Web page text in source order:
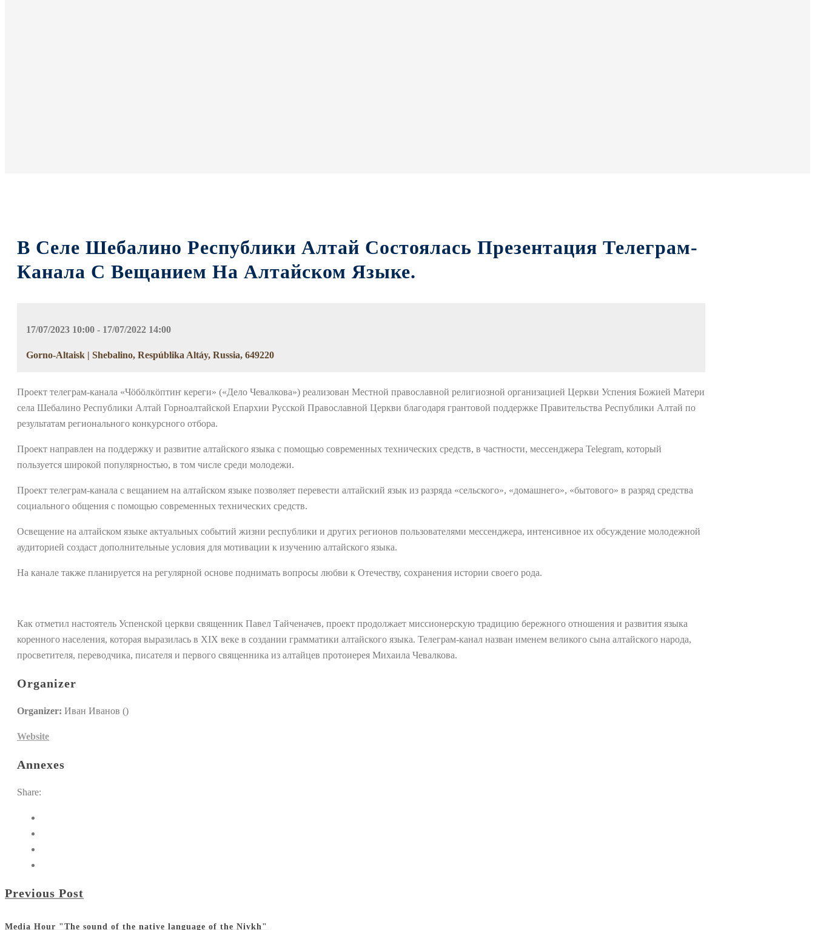
В Селе Шебалино Республики Алтай Состоялась Презентация Телеграм-
Канала С Вещанием На Алтайском Языке.
17/07/2023 10:00 - 17/07/2022 14:00
Gorno-Altaisk | Shebalino, Respúblika Altáy, Russia, 649220
Проект телеграм-канала «Чӧбӧлкӧптиҥ кереги» («Дело Чевалкова») реализован Местной православной религиозной организацией Церкви Успения Божией Матери
села Шебалино Республики Алтай Горноалтайской Епархии Русской Православной Церкви благодаря грантовой поддержке Правительства Республики Алтай по
результатам регионального конкурсного отбора.
Проект направлен на поддержку и развитие алтайского языка с помощью современных технических средств, в частности, мессенджера Telegram, который
пользуется широкой популярностью, в том числе среди молодежи.
Проект телеграм-канала с вещанием на алтайском языке позволяет перевести алтайский язык из разряда «сельского», «домашнего», «бытового» в разряд средства
социального общения с помощью современных технических средств.
Освещение на алтайском языке актуальных событий жизни республики и других регионов пользователями мессенджера, интенсивное их обсуждение молодежной
аудиторией создаст дополнительные условия для мотивации к изучению алтайского языка.
На канале также планируется на регулярной основе поднимать вопросы любви к Отечеству, сохранения истории своего рода.
Как отметил настоятель Успенской церкви священник Павел Тайченачев, проект продолжает миссионерскую традицию бережного отношения и развития языка
коренного населения, которая выразилась в XIX веке в создании грамматики алтайского языка. Телеграм-канал назван именем великого сына алтайского народа,
просветителя, переводчика, писателя и первого священника из алтайцев протоиерея Михаила Чевалкова.
Organizer
Organizer: Иван Иванов ()
Website
Annexes
Share:
Previous Post
Media Hour "The sound of the native language of the Nivkh"